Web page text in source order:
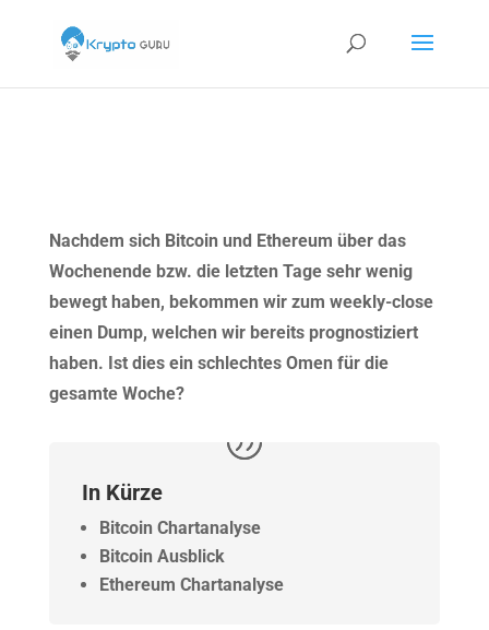
Nachdem sich Bitcoin und Ethereum über das
Wochenende bzw. die letzten Tage sehr wenig
bewegt haben, bekommen wir zum weekly-close
einen Dump, welchen wir bereits prognostiziert
haben. Ist dies ein schlechtes Omen für die
gesamte Woche?
In Kürze
Bitcoin Chartanalyse
Bitcoin Ausblick
Ethereum Chartanalyse